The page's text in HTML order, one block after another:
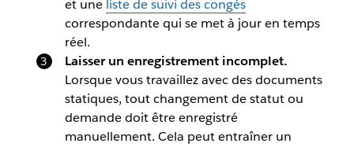
et une liste de suivi des congés
correspondante qui se met à jour en temps
réel.
Laisser un enregistrement incomplet.
Lorsque vous travaillez avec des documents
statiques, tout changement de statut ou
demande doit être enregistré
manuellement. Cela peut entraîner un